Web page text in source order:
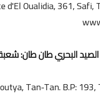
d'El Oualidia, 361, Safi,
البحري طان طان:
Tan-Tan. B.P: